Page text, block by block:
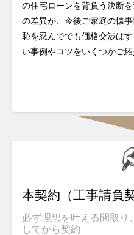
の住宅ローンを背負う決断
の差異が、今後ご家庭の懐
恥を忍んででも価格交渉は
い事例やコツをいくつかご
本契約（工事請負
必ず理想を叶える間取り
してから契約